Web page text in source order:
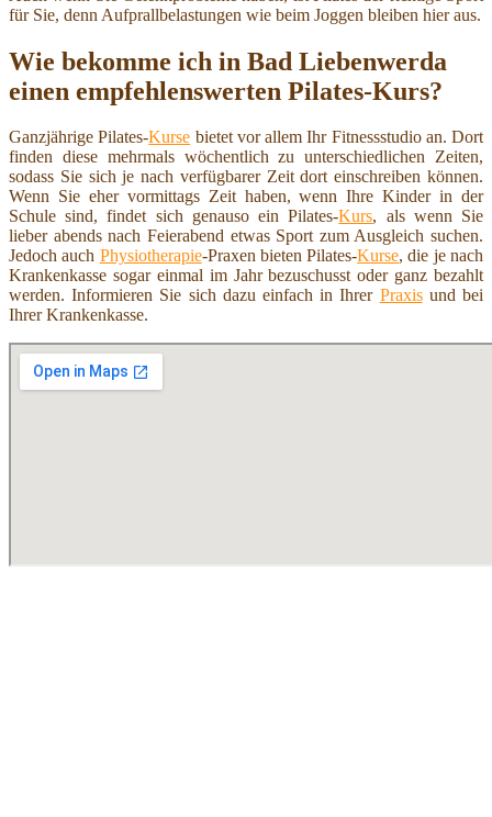
für Sie, denn Aufprallbelastungen wie beim Joggen bleiben hier aus.
Wie bekomme ich in Bad Liebenwerda
einen empfehlenswerten Pilates-Kurs?
Ganzjährige Pilates-Kurse bietet vor allem Ihr Fitnessstudio an. Dort
finden diese mehrmals wöchentlich zu unterschiedlichen Zeiten,
sodass Sie sich je nach verfügbarer Zeit dort einschreiben können.
Wenn Sie eher vormittags Zeit haben, wenn Ihre Kinder in der
Schule sind, findet sich genauso ein Pilates-Kurs, als wenn Sie
lieber abends nach Feierabend etwas Sport zum Ausgleich suchen.
Jedoch auch Physiotherapie-Praxen bieten Pilates-Kurse, die je nach
Krankenkasse sogar einmal im Jahr bezuschusst oder ganz bezahlt
werden. Informieren Sie sich dazu einfach in Ihrer Praxisund bei
Ihrer Krankenkasse.